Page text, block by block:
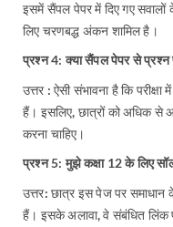
इसमें सैंपल पेपर में दिए गए
लिए चरणबद्ध अंकन शामिल है।
प्रश्न 4: क्या सैंपल पेपर से प्रश्न
उत्तर : ऐसी संभावना है कि
हैं। इसलिए, छात्रों को अधिक से
करना चाहिए।
प्रश्न 5: मुझे कक्षा 12 के लिए
उत्तर: छात्र इस पेज पर समाधान
हैं। इसके अलावा, वे संबंधित लिंक